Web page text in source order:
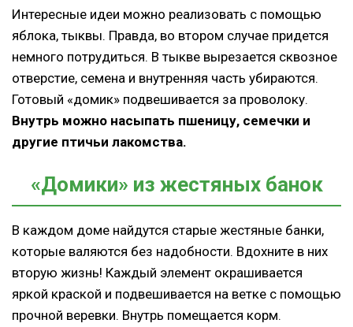
Интересные идеи можно реализовать с помощью
яблока, тыквы. Правда, во втором случае придется
немного потрудиться. В тыкве вырезается сквозное
отверстие, семена и внутренняя часть убираются.
Готовый «домик» подвешивается за проволоку.
Внутрь можно насыпать пшеницу, семечки и
другие птичьи лакомства.
«Домики» из жестяных банок
В каждом доме найдутся старые жестяные банки,
которые валяются без надобности. Вдохните в них
вторую жизнь! Каждый элемент окрашивается
яркой краской и подвешивается на ветке с помощью
прочной веревки. Внутрь помещается корм.